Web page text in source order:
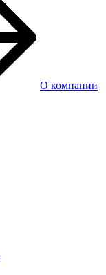
О компании